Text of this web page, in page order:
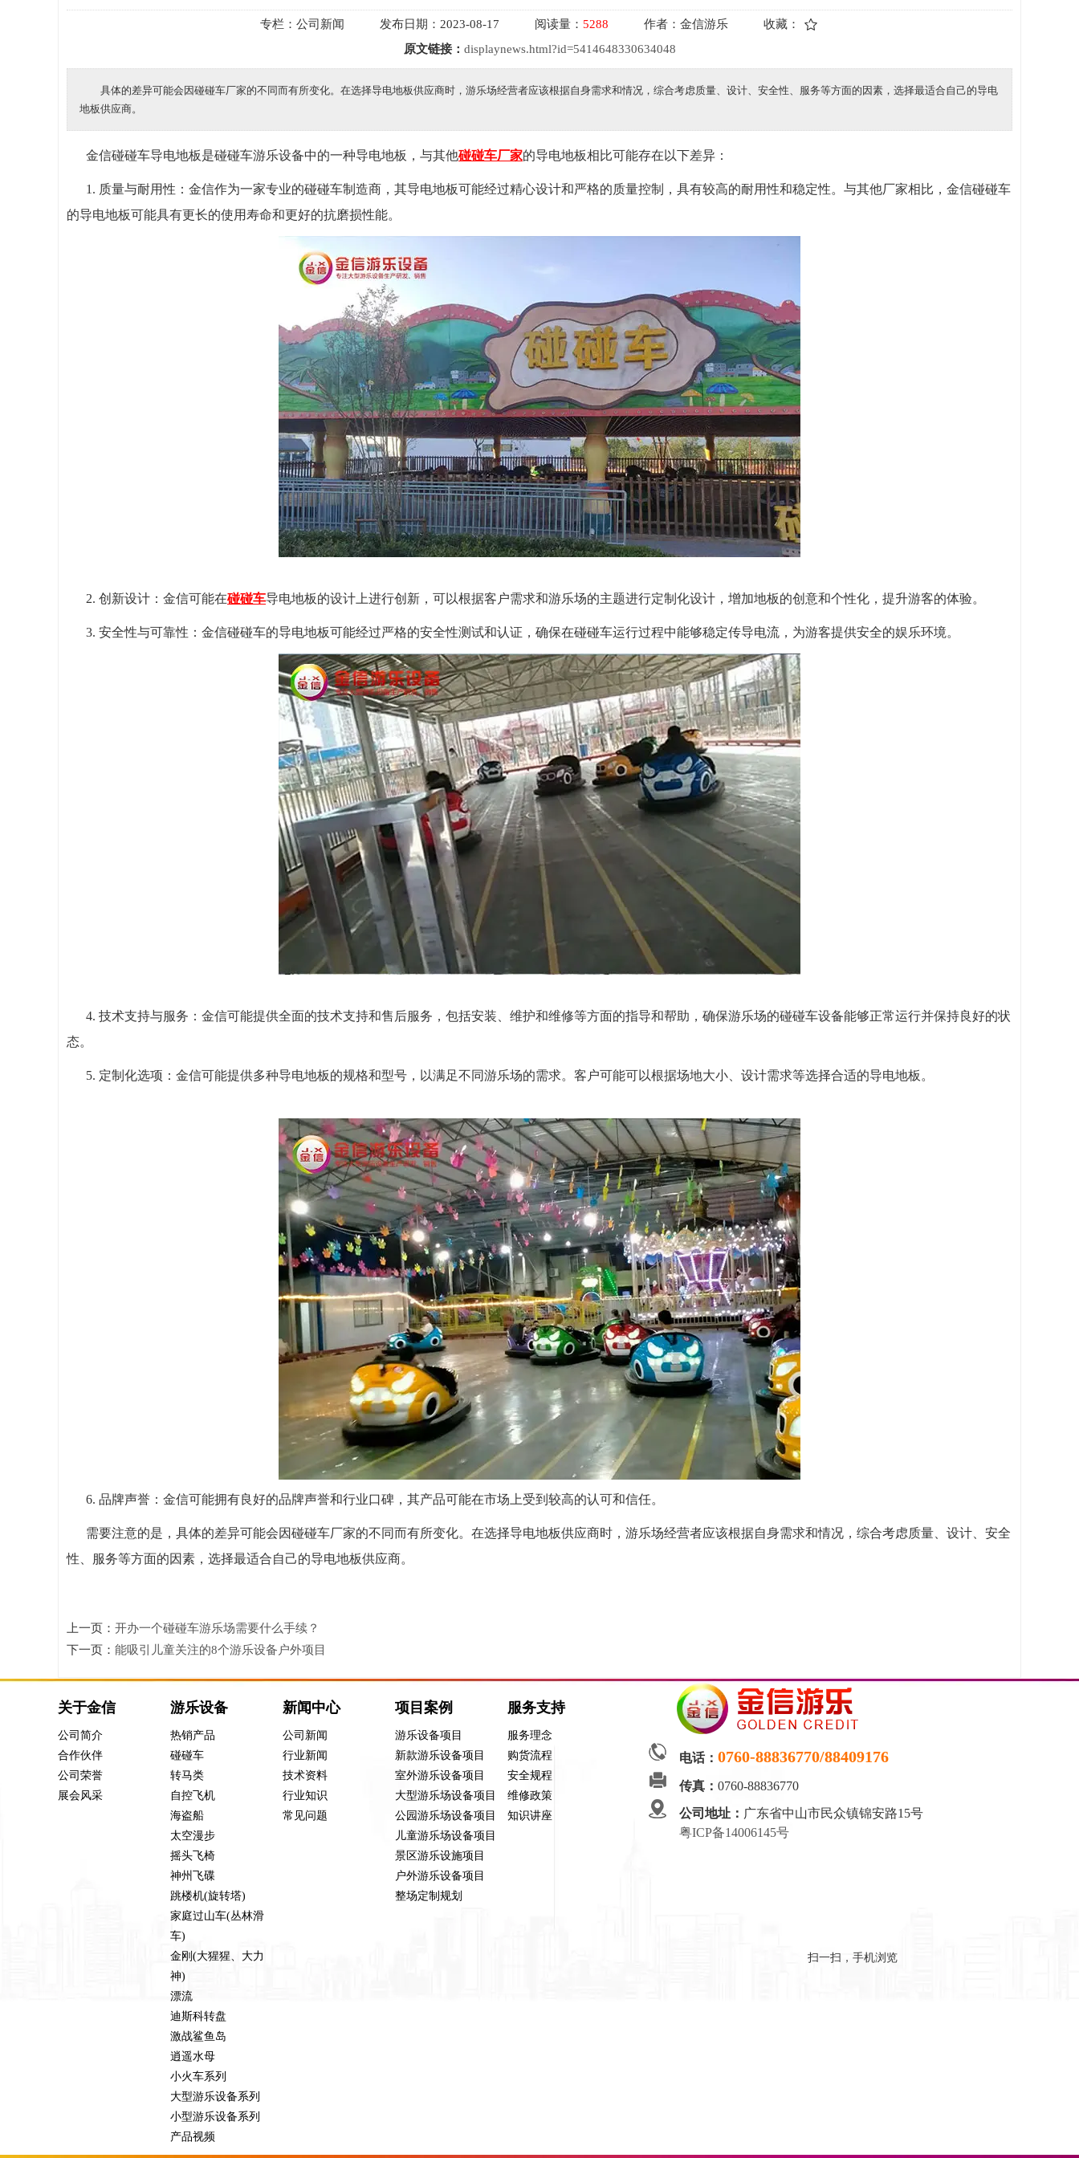
专栏： 公司新闻 发布日期： 2023-08-17 阅读量： 5288 作者： 金信游乐
收藏：
原文链接： displaynews.html?id=5414648330634048
具体的差异可能会因碰碰车厂家的不同而有所变化。在选择导电地板供应商时，游乐场经营者应该根据自身需求和情况，综合考虑质量、设计、安全性、服务等方面的因素，选择最适合自己的导电
地板供应商。
金信碰碰车导电地板是碰碰车游乐设备中的一种导电地板，与其他碰碰车厂家的导电地板相比可能存在以下差异：
1. 质量与耐用性：金信作为一家专业的碰碰车制造商，其导电地板可能经过精心设计和严格的质量控制，具有较高的耐用性和稳定性。与其他厂家相比，金信碰碰车
的导电地板可能具有更长的使用寿命和更好的抗磨损性能。
2. 创新设计：金信可能在碰碰车导电地板的设计上进行创新，可以根据客户需求和游乐场的主题进行定制化设计，增加地板的创意和个性化，提升游客的体验。
3. 安全性与可靠性：金信碰碰车的导电地板可能经过严格的安全性测试和认证，确保在碰碰车运行过程中能够稳定传导电流，为游客提供安全的娱乐环境。
4. 技术支持与服务：金信可能提供全面的技术支持和售后服务，包括安装、维护和维修等方面的指导和帮助，确保游乐场的碰碰车设备能够正常运行并保持良好的状
态。
5. 定制化选项：金信可能提供多种导电地板的规格和型号，以满足不同游乐场的需求。客户可能可以根据场地大小、设计需求等选择合适的导电地板。
6. 品牌声誉：金信可能拥有良好的品牌声誉和行业口碑，其产品可能在市场上受到较高的认可和信任。
需要注意的是，具体的差异可能会因碰碰车厂家的不同而有所变化。在选择导电地板供应商时，游乐场经营者应该根据自身需求和情况，综合考虑质量、设计、安全
性、服务等方面的因素，选择最适合自己的导电地板供应商。
上一页： 开办一个碰碰车游乐场需要什么手续？
下一页： 能吸引儿童关注的8个游乐设备户外项目
电话： 0760-88836770/88409176
传真： 0760-88836770
公司地址： 广东省中山市民众镇锦安路15号
粤ICP备14006145号
扫一扫，手机浏览
关于金信
公司简介
合作伙伴
公司荣誉
展会风采
游乐设备
热销产品
碰碰车
转马类
自控飞机
海盗船
太空漫步
摇头飞椅
神州飞碟
跳楼机(旋转塔)
家庭过山车(丛林滑
车)
金刚(大猩猩、大力
神)
漂流
迪斯科转盘
激战鲨鱼岛
逍遥水母
小火车系列
大型游乐设备系列
小型游乐设备系列
产品视频
新闻中心
公司新闻
行业新闻
技术资料
行业知识
常见问题
项目案例
游乐设备项目
新款游乐设备项目
室外游乐设备项目
大型游乐场设备项目
公园游乐场设备项目
儿童游乐场设备项目
景区游乐设施项目
户外游乐设备项目
整场定制规划
服务支持
服务理念
购货流程
安全规程
维修政策
知识讲座